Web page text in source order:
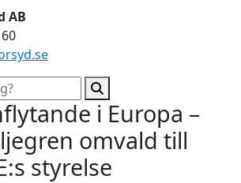
AB
i Europa –
omvald till
styrelse